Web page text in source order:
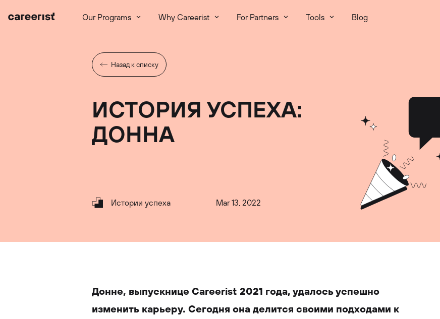
Our Programs Why Careerist For Partners Tools Blog
Назад к списку
ИСТОРИЯ УСПЕХА:
ДОННА
Истории успеха Mar 13, 2022
Донне, выпускнице Careerist 2021 года, удалось успешно
изменить карьеру. Сегодня она делится своими подходами к